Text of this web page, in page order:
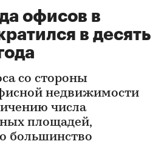
офисов в
в десять
со стороны
недвижимости
числа
площадей,
большинство